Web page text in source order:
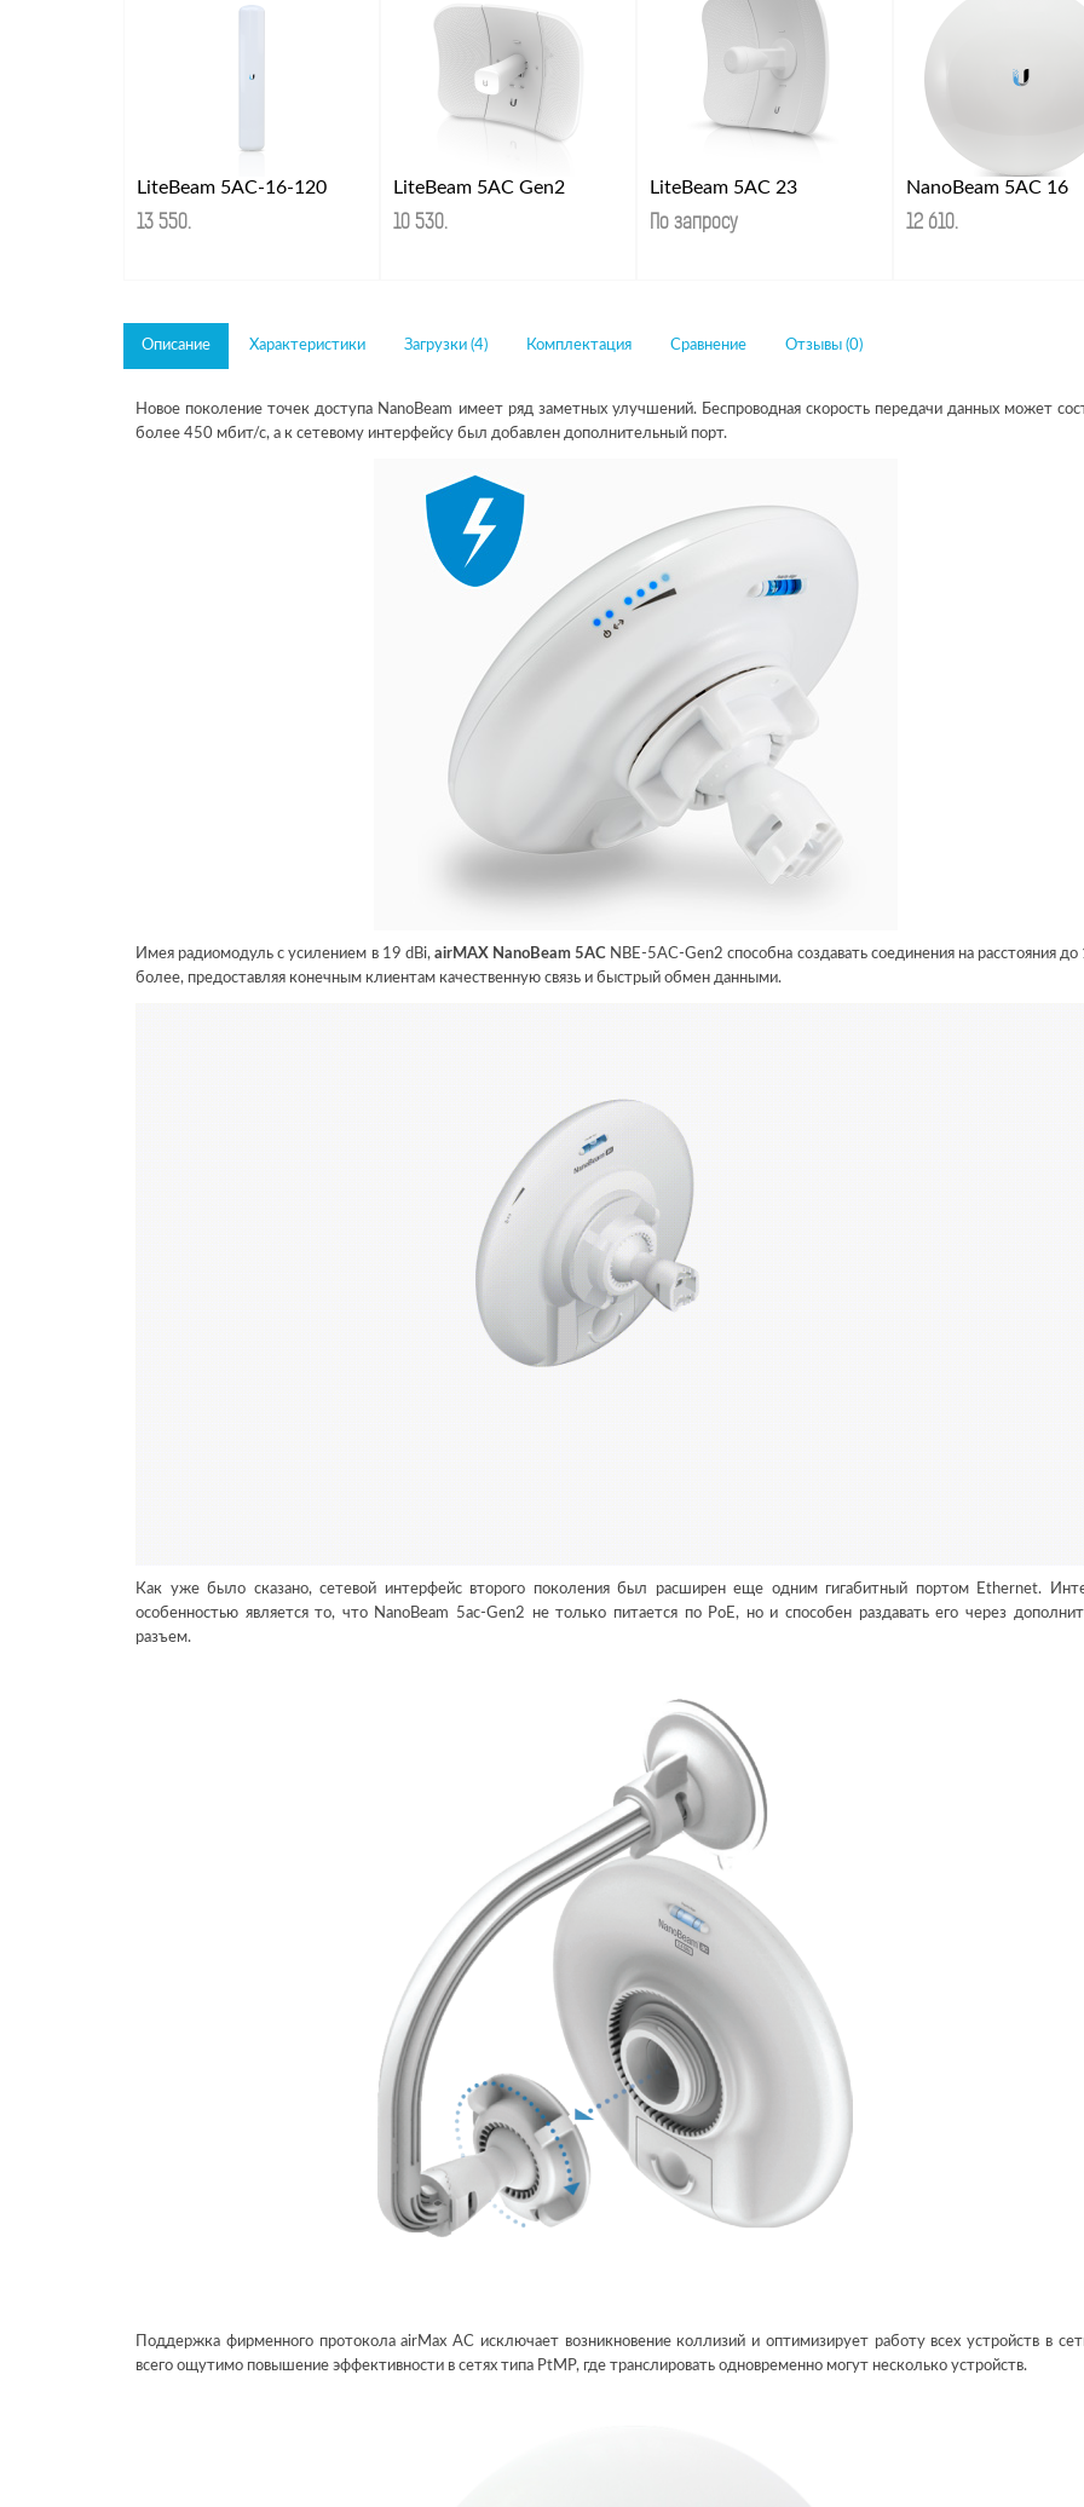
LiteBeam 5AC-16-120
13 550.
LiteBeam 5AC Gen2
10 530.
LiteBeam 5AC 23
По запросу
NanoBeam 5AC 16
12 610.
Описание Характеристики Загрузки (4) Комплектация Сравнение Отзывы (0)
Новое поколение точек доступа NanoBeam имеет ряд заметных улучшений. Беспроводная скорость передачи данных может
более 450 мбит/с, а к сетевому интерфейсу был добавлен дополнительный порт.
Имея радиомодуль с усилением в 19 dBi, airMAX NanoBeam 5AC NBE-5AC-Gen2 способна создавать соединения на расстояния
более, предоставляя конечным клиентам качественную связь и быстрый обмен данными.
Как уже было сказано, сетевой интерфейс второго поколения был расширен еще одним гигабитный портом Ethernet.
особенностью является то, что NanoBeam 5ac-Gen2 не только питается по PoE, но и способен раздавать его через
разъем.
Поддержка фирменного протокола airMax AC исключает возникновение коллизий и оптимизирует работу всех устройств в
всего ощутимо повышение эффективности в сетях типа PtMP, где транслировать одновременно могут несколько устройств.